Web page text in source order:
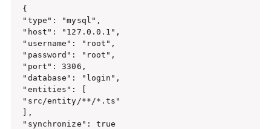
{
"type": "mysql",
"host": "127.0.0.1",
"username": "root",
"password": "root",
"port": 3306,
"database": "login",
"entities": [
"src/entity/**/*.ts"
],
"synchronize": true